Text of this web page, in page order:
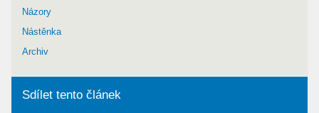
Názory
Nástěnka
Archiv
Sdílet tento článek